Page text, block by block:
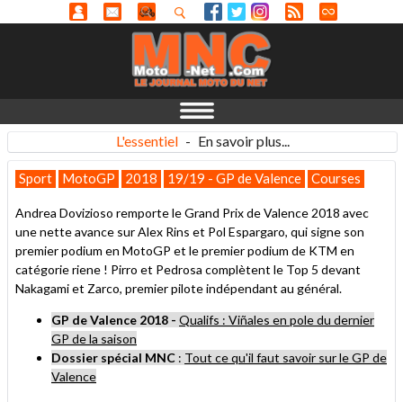
L'essentiel - En savoir plus...
Sport MotoGP 2018 19/19 - GP de Valence Courses
Andrea Dovizioso remporte le Grand Prix de Valence 2018 avec
une nette avance sur Alex Rins et Pol Espargaro, qui signe son
premier podium en MotoGP et le premier podium de KTM en
catégorie riene ! Pirro et Pedrosa complètent le Top 5 devant
Nakagami et Zarco, premier pilote indépendant au général.
GP de Valence 2018 - Qualifs : Viñales en pole du dernier
GP de la saison
Dossier spécial MNC : Tout ce qu'il faut savoir sur le GP de
Valence